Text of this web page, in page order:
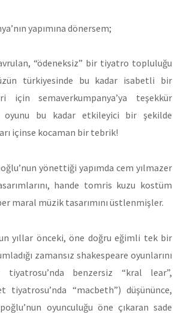
yapımına dönersem;
“ödeneksiz” bir tiyatro topluluğu
türkiyesinde bu kadar isabetli bir
için semaverkumpanya’ya teşekkür
oyunu bu kadar etkileyici bir şekilde
içinse kocaman bir tebrik!
yönettiği yapımda cem yılmazer
hande tomris kuzu kostüm
maral müzik tasarımını üstlenmişler.
yıllar önceki, öne doğru eğimli tek bir
zamansız shakespeare oyunlarını
benzersiz “kral lear”,
tiyatrosu’nda “macbeth”) düşününce,
oyunculuğu öne çıkaran sade